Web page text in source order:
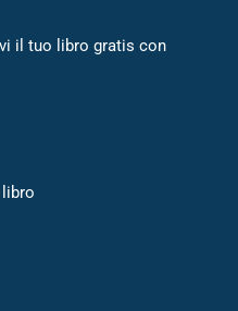
il tuo libro gratis con